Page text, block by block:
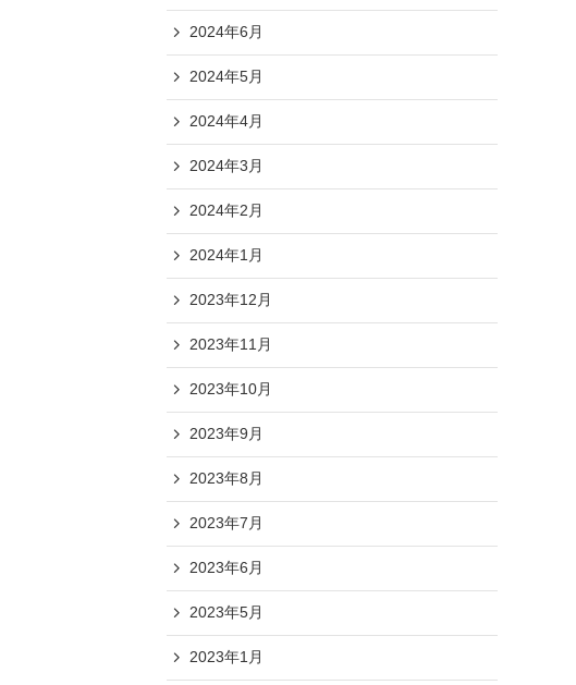
2024年6月
2024年5月
2024年4月
2024年3月
2024年2月
2024年1月
2023年12月
2023年11月
2023年10月
2023年9月
2023年8月
2023年7月
2023年6月
2023年5月
2023年1月